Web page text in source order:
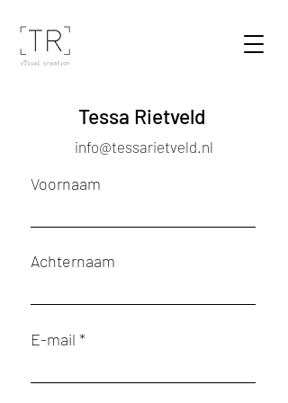
Tessa Rietveld
info@tessarietveld.nl
Voornaam
Achternaam
E-mail